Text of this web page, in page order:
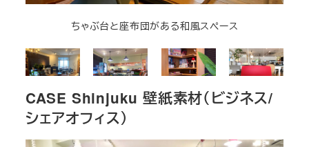
ちゃぶ台と座布団がある和風スペース
CASE Shinjuku 壁紙素材（ビジネス/
シェアオフィス）